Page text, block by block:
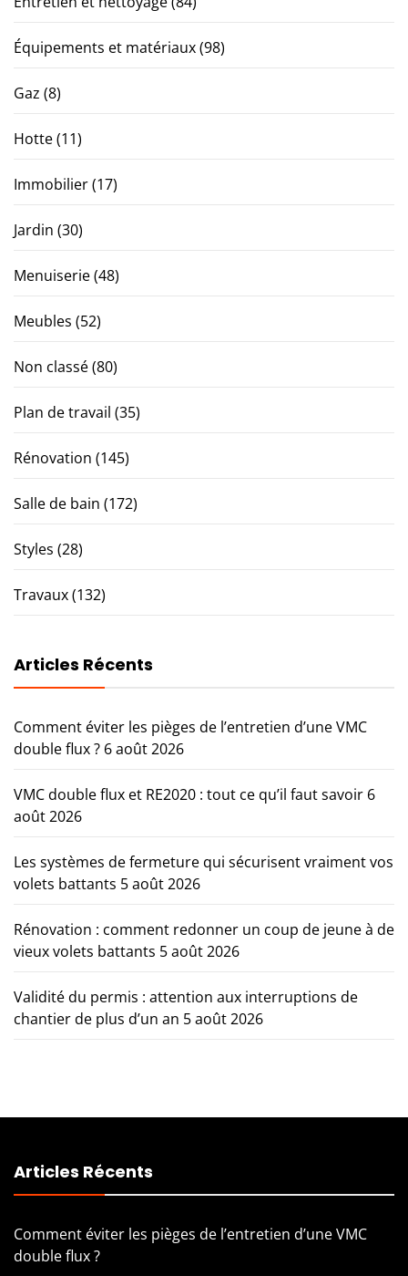
Équipements et matériaux(98)
Gaz (8)
Hotte(11)
Immobilier(17)
Jardin (30)
Menuiserie(48)
Meubles (52)
Non classé(80)
Plan de travail (35)
Rénovation (145)
Salle de bain (172)
Styles (28)
Travaux(132)
Articles Récents
Comment éviter les pièges de l’entretien d’une VMC
double flux ? 6 août 2026
VMC double flux et RE2020 : tout ce qu’il faut savoir 6
août 2026
Les systèmes de fermeture qui sécurisent vraiment vos
volets battants 5 août 2026
Rénovation : comment redonner un coup de jeune à de
vieux volets battants 5 août 2026
Validité du permis : attention aux interruptions de
chantier de plus d’un an 5 août 2026
Articles Récents
Comment éviter les pièges de l’entretien d’une VMC
double flux ?